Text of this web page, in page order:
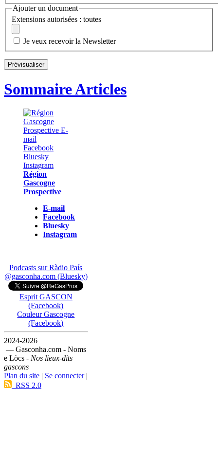
Ajouter un document
Extensions autorisées : toutes
Je veux recevoir la Newsletter
Sommaire Articles
Région
Gascogne
Prospective
E-mail
Facebook
Bluesky
Instagram
Podcasts sur Ràdio País
@gasconha.com (Bluesky)
Esprit GASCON
(Facebook)
Couleur Gascogne
(Facebook)
2024-2026
— Gasconha.com - Noms
e Lòcs - Nos lieux-dits
gascons
Plan du site | Se connecter|
RSS 2.0